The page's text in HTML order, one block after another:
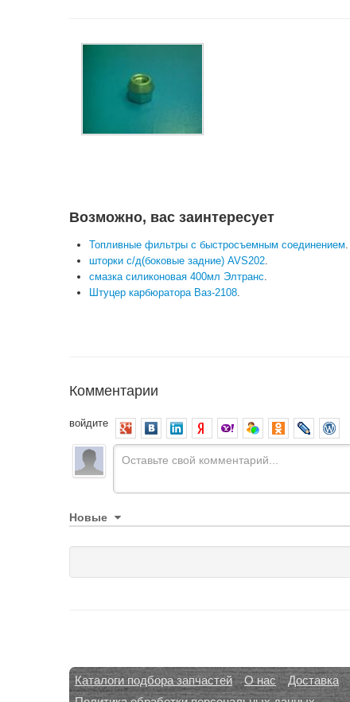
Возможно, вас заинтересует
Топливные фильтры с быстросъемным соединением.
шторки с/д(боковые задние) AVS202.
смазка силиконовая 400мл Элтранс.
Штуцер карбюратора Ваз-2108.
Комментарии
войдите
Новые
Каталоги подбора запчастей О нас Доставка